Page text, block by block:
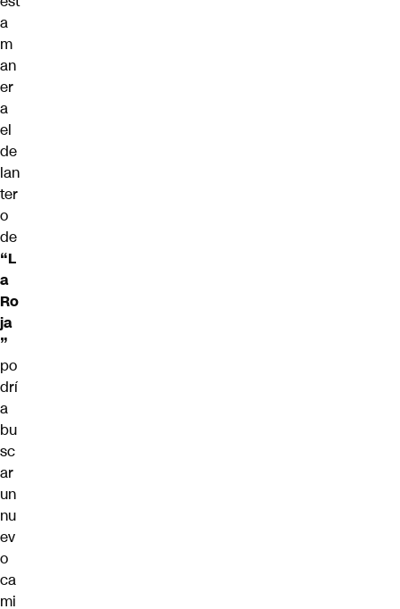
a
m
an
er
a
el
de
lan
ter
o
de
“L
a
Ro
ja
”
po
drí
a
bu
sc
ar
un
nu
ev
o
ca
mi